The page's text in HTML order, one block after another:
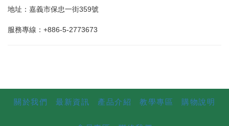
地址：嘉義市保忠一街359號
服務專線：+886-5-2773673
關於我們 最新資訊 產品介紹 教學專區 購物說明